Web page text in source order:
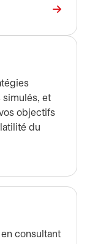
simulés, et
objectifs
du
consultant